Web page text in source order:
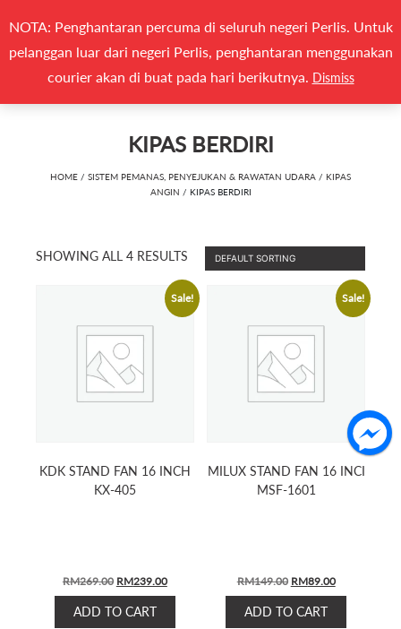
(0)
Search
for:
CARI
KIPAS BERDIRI
HOME / SISTEM PEMANAS, PENYEJUKAN & RAWATAN UDARA / KIPAS
ANGIN / KIPAS BERDIRI
SHOWING ALL 4 RESULTS
Sale!
KDK STAND FAN 16 INCH
KX-405
RM269.00 Original
price
was:
RM239.00Current
price
ADD TO CART
Sale!
MILUX STAND FAN 16 INCI
MSF-1601
RM149.00 Original
price
was:
RM89.00Current
price
ADD TO CART
NOTA: Penghantaran percuma di seluruh negeri Perlis. Untuk
pelanggan luar dari negeri Perlis, penghantaran menggunakan
courier akan di buat pada hari berikutnya. Dismiss